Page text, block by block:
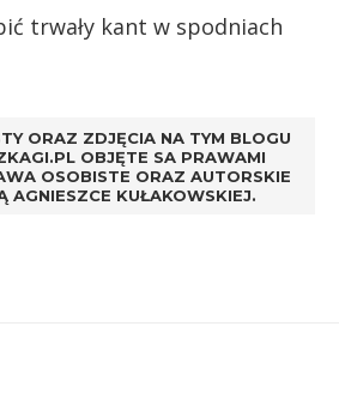
trwały kant w spodniach
ORAZ ZDJĘCIA NA TYM BLOGU
OBJĘTE SA PRAWAMI
OSOBISTE ORAZ AUTORSKIE
AGNIESZCE KUŁAKOWSKIEJ.